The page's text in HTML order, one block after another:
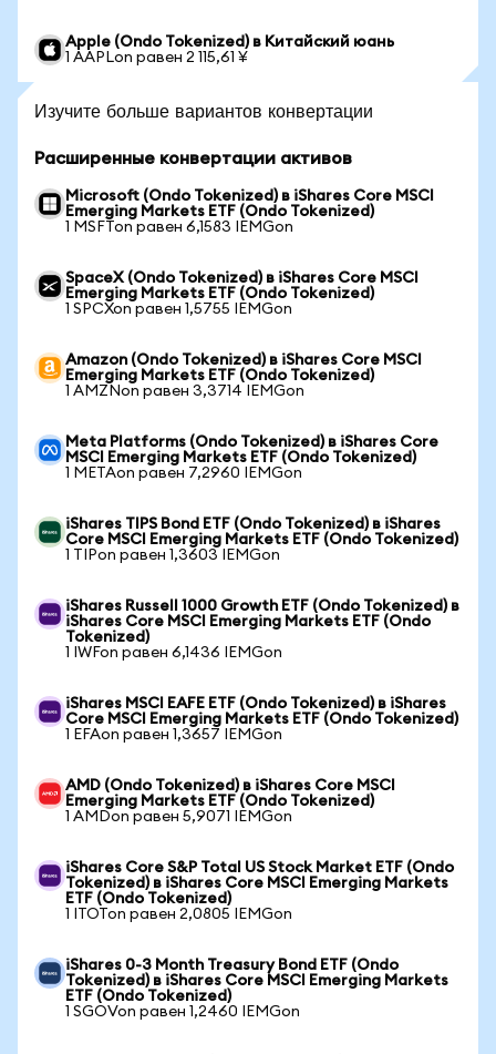
Apple (Ondo Tokenized) в Китайский юань
1 AAPLon равен 2 115,61 ¥
Изучите больше вариантов конвертации
Расширенные конвертации активов
Microsoft (Ondo Tokenized) в iShares Core MSCI
Emerging Markets ETF (Ondo Tokenized)
1 MSFTon равен 6,1583 IEMGon
SpaceX (Ondo Tokenized) в iShares Core MSCI
Emerging Markets ETF (Ondo Tokenized)
1 SPCXon равен 1,5755 IEMGon
Amazon (Ondo Tokenized) в iShares Core MSCI
Emerging Markets ETF (Ondo Tokenized)
1 AMZNon равен 3,3714 IEMGon
Meta Platforms (Ondo Tokenized) в iShares Core
MSCI Emerging Markets ETF (Ondo Tokenized)
1 METAon равен 7,2960 IEMGon
iShares TIPS Bond ETF (Ondo Tokenized) в iShares
Core MSCI Emerging Markets ETF (Ondo Tokenized)
1 TIPon равен 1,3603 IEMGon
iShares Russell 1000 Growth ETF (Ondo Tokenized) в
iShares Core MSCI Emerging Markets ETF (Ondo
Tokenized)
1 IWFon равен 6,1436 IEMGon
iShares MSCI EAFE ETF (Ondo Tokenized) в iShares
Core MSCI Emerging Markets ETF (Ondo Tokenized)
1 EFAon равен 1,3657 IEMGon
AMD (Ondo Tokenized) в iShares Core MSCI
Emerging Markets ETF (Ondo Tokenized)
1 AMDon равен 5,9071 IEMGon
iShares Core S&P Total US Stock Market ETF (Ondo
Tokenized) в iShares Core MSCI Emerging Markets
ETF (Ondo Tokenized)
1 ITOTon равен 2,0805 IEMGon
iShares 0-3 Month Treasury Bond ETF (Ondo
Tokenized) в iShares Core MSCI Emerging Markets
ETF (Ondo Tokenized)
1 SGOVon равен 1,2460 IEMGon